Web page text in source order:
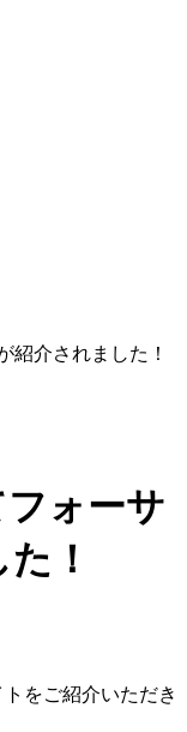
紹介されました！
ォーサ
！
をご紹介いただき